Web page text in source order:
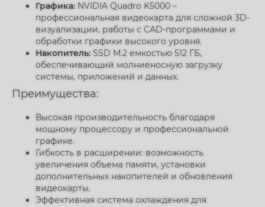
Графика: NVIDIA Quadro K5000 –
профессиональная видеокарта для сложной 3D-
визуализации, работы с CAD-программами и
обработки графики высокого уровня.
Накопитель: SSD M.2 емкостью 512 ГБ,
обеспечивающий молниеносную загрузку
системы, приложений и данных.
Преимущества:
Высокая производительность благодаря
мощному процессору и профессиональной
графике.
Гибкость в расширении: возможность
увеличения объема памяти, установки
дополнительных накопителей и обновления
видеокарты.
Эффективная система охлаждения для